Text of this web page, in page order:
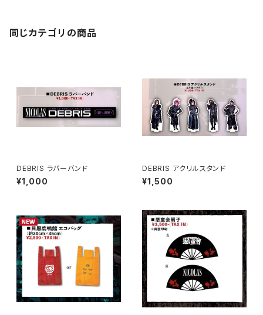
同じカテゴリの商品
DEBRIS ラバーバンド
¥1,000
DEBRIS アクリルスタンド
¥1,500